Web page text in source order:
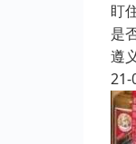
盯
是
遵
21-